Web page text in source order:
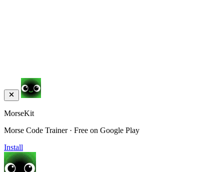
MorseKit
Morse Code Trainer · Free on Google Play
Install